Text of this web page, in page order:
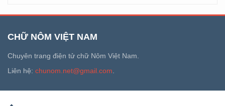
CHỮ NÔM VIỆT NAM
Chuyên trang điện tử chữ Nôm Việt Nam.
Liên hệ: chunom.net@gmail.com